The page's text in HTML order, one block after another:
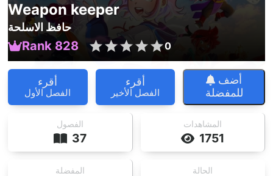
Weapon keeper
حافظ الاسلحة
Rank 828 0
أقرء
الفصل الأول
أقرء
الفصل الأخير
أضف
للمفضلة
37
الفصول
1751
المشاهدات
المفضلة الحالة